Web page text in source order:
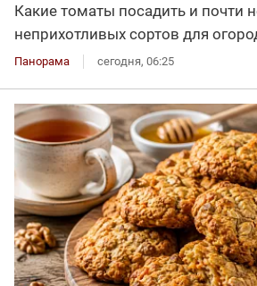
Какие томаты посадить и почти
неприхотливых сортов для
Панорама сегодня, 06:25